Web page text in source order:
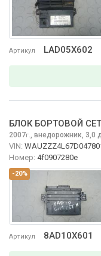
Артикул LAD05X602
-20%
Артикул 8AD10X601
БЛОК БОРТОВОЙ
2007г., внедорожник, 3,0
VIN:
Номер: 4f0907280e